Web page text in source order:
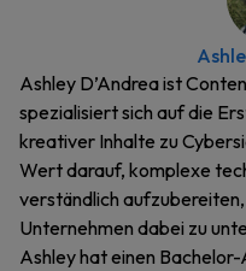
Ashley D’Andrea ist
spezialisiert sich auf die
kreativer Inhalte zu
Wert darauf, komplexe
verständlich
Unternehmen dabei zu
Ashley hat einen